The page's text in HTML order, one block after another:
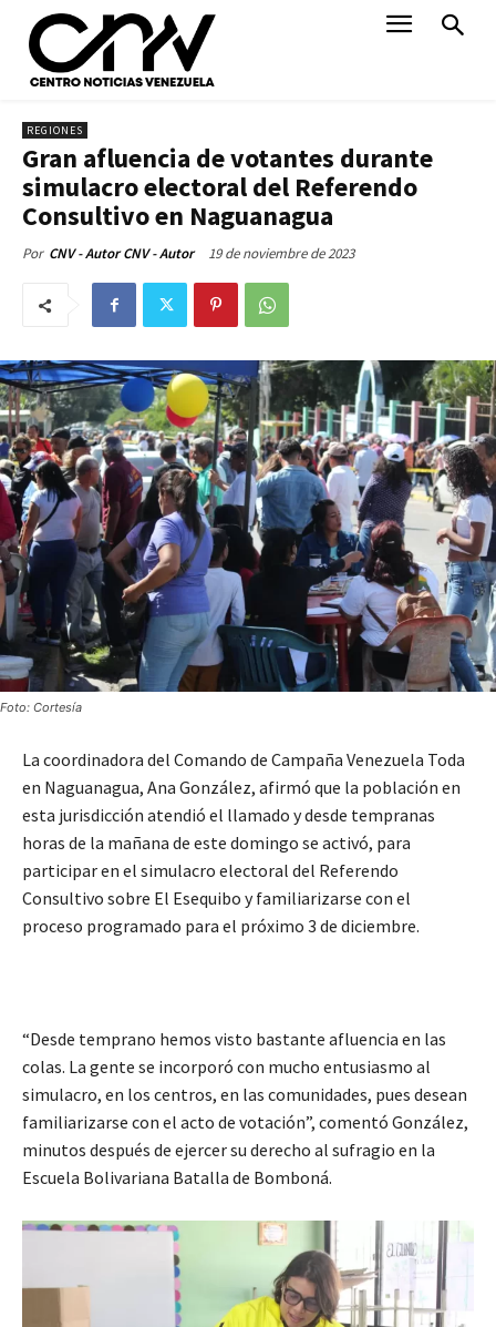
REGIONES
Gran afluencia de votantes durante
simulacro electoral del Referendo
Consultivo en Naguanagua
Por CNV - Autor CNV - Autor 19 de noviembre de 2023
Foto: Cortesía
La coordinadora del Comando de Campaña Venezuela Toda
en Naguanagua, Ana González, afirmó que la población en
esta jurisdicción atendió el llamado y desde tempranas
horas de la mañana de este domingo se activó, para
participar en el simulacro electoral del Referendo
Consultivo sobre El Esequibo y familiarizarse con el
proceso programado para el próximo 3 de diciembre.
“Desde temprano hemos visto bastante afluencia en las
colas. La gente se incorporó con mucho entusiasmo al
simulacro, en los centros, en las comunidades, pues desean
familiarizarse con el acto de votación”, comentó González,
minutos después de ejercer su derecho al sufragio en la
Escuela Bolivariana Batalla de Bomboná.